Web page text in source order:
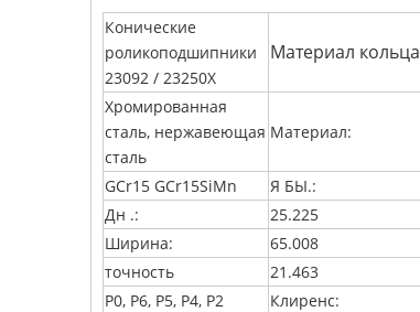
Конические
роликоподшипники
23092 / 23250X
Материал кольца
Хромированная
сталь, нержавеющая
сталь
Материал:
GCr15 GCr15SiMn
Я БЫ.:
Дн .:
25.225
Ширина:
65.008
точность
21.463
P0, P6, P5, P4, P2
Клиренс: